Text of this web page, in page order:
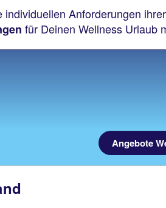
Anforderungen
für Deinen Wellness Urlaub
Angebote